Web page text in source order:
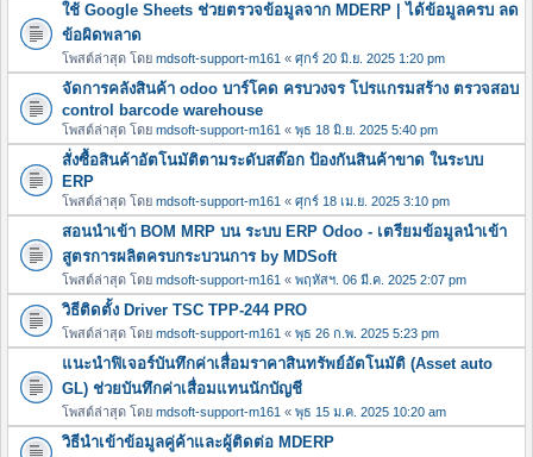
ใช้ Google Sheets ช่วยตรวจข้อมูลจาก MDERP | ได้ข้อมูลครบ ลด
ข้อผิดพลาด
โพสต์ล่าสุด โดย mdsoft-support-m161 « ศุกร์ 20 มิ.ย. 2025 1:20 pm
จัดการคลังสินค้า odoo บาร์โคด ครบวงจร โปรแกรมสร้าง ตรวจสอบ
control barcode warehouse
โพสต์ล่าสุด โดย mdsoft-support-m161 « พุธ 18 มิ.ย. 2025 5:40 pm
สั่งซื้อสินค้าอัตโนมัติตามระดับสต๊อก ป้องกันสินค้าขาด ในระบบ
ERP
โพสต์ล่าสุด โดย mdsoft-support-m161 « ศุกร์ 18 เม.ย. 2025 3:10 pm
สอนนำเข้า BOM MRP บน ระบบ ERP Odoo - เตรียมข้อมูลนำเข้า
สูตรการผลิตครบกระบวนการ by MDSoft
โพสต์ล่าสุด โดย mdsoft-support-m161 « พฤหัสฯ. 06 มี.ค. 2025 2:07 pm
วิธีติดตั้ง Driver TSC TPP-244 PRO
โพสต์ล่าสุด โดย mdsoft-support-m161 « พุธ 26 ก.พ. 2025 5:23 pm
แนะนำฟิเจอร์บันทึกค่าเสื่อมราคาสินทรัพย์อัตโนมัติ (Asset auto
GL) ช่วยบันทึกค่าเสื่อมแทนนักบัญชี
โพสต์ล่าสุด โดย mdsoft-support-m161 « พุธ 15 ม.ค. 2025 10:20 am
วิธีนำเข้าข้อมูลคู่ค้าและผู้ติดต่อ MDERP